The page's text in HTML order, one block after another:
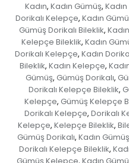
Kadın, Kadın Gümüş,
Dorikalı Kelepçe, Kadın
Gümüş Dorikalı Bileklik,
Kelepçe Bileklik, Kadın
Dorikalı Kelepçe, Kadın
Bileklik, Kadın Kelepçe,
Gümüş, Gümüş Dorikalı,
Dorikalı Kelepçe Bileklik,
Kelepçe, Gümüş Kelepçe
Dorikalı Kelepçe, Dorikalı
Kelepçe, Kelepçe Bileklik,
Gümüş Dorikalı, Kadın
Dorikalı Kelepçe Bileklik,